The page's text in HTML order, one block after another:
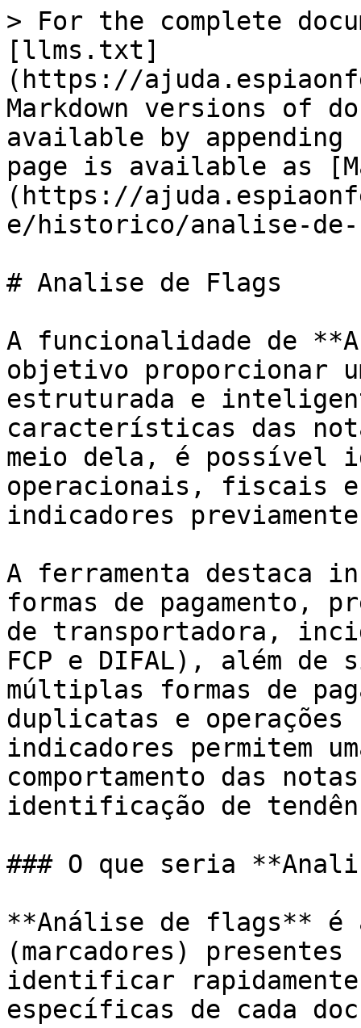
> For the complete
[llms.txt]
(https://
Markdown versions of
available by
page is available as
(https://
e/historico/analise-
# Analise de Flags
A funcionalidade de
objetivo proporcionar
estruturada e
características das
meio dela, é possível
operacionais, fiscais e
indicadores previamente
A ferramenta destaca
formas de pagamento,
de transportadora,
FCP e DIFAL), além de
múltiplas formas de
duplicatas e operações
indicadores permitem
comportamento das
identificação de
### O que seria
**Análise de flags** é
(marcadores)
identificar
específicas de cada